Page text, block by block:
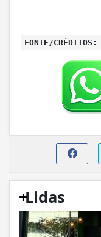
FONTE/CRÉDITOS:
+
Lidas